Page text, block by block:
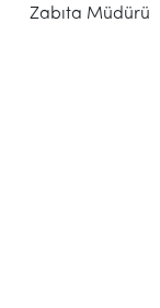
Zabıta Müdürü